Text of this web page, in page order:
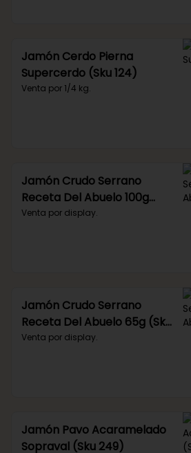
Jamón Cerdo Pierna
Supercerdo (Sku 124)
Venta por 1/4 kg.
Jamón Crudo Serrano
Receta Del Abuelo 100g
(Sku 256)
Venta por display.
Jamón Crudo Serrano
Receta Del Abuelo 65g (Sku
219)
Venta por display.
Jamón Pavo Acaramelado
Sopraval (Sku 249)